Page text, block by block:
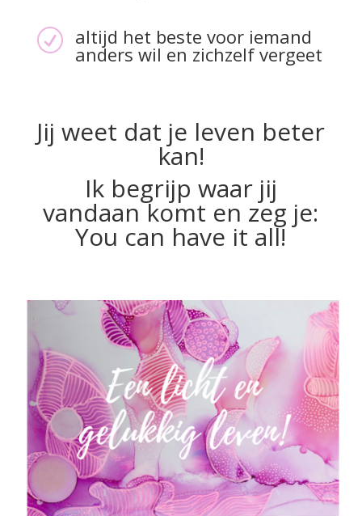
R altijd het beste voor iemand
anders wil en zichzelf vergeet
Jij weet dat je leven beter
kan!
Ik begrijp waar jij
vandaan komt en zeg je:
You can have it all!